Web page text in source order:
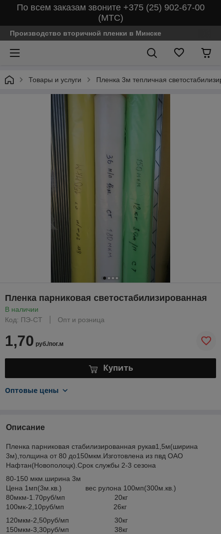
По всем заказам звоните +375 (25) 902-67-00
(МТС)
Производство вторичной пленки в Минске
Товары и услуги Пленка 3м тепличная
Пленка парниковая светостабилизированная
В наличии
Код: ПЭ-СТ
Опт и розница
1,70 руб./пог.м
Купить
Оптовые цены
Описание
Пленка парниковая стабилизированная рукав1,5м(ширина
3м),толщина от 80 до150мкм.Изготовлена из пвд ОАО
Нафтан(Новополоцк).Срок службы 2-3 сезона
80-150 мкм.ширина 3м
Цена 1мп(3м.кв.) вес рулона 100мп(300м.кв.)
80мкм-1.70руб/мп 20кг
100мк-2,10руб/мп 26кг
120мкм-2,50руб/мп 30кг
150мкм-3,30руб/мп 38кг